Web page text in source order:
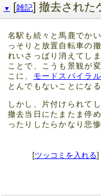
▼ [雑記] 撤去された
名駅も続々と馬鹿でか
っそりと放置自転車の
れいさっぱり消えてし
ことで、こうも景観が
こに、 モードスパイラ
とんでもないことになる
しかし、片付けられて
撤去当日にたまたま停
ったりしたらかなり悲惨
[ツッコミを入れる]